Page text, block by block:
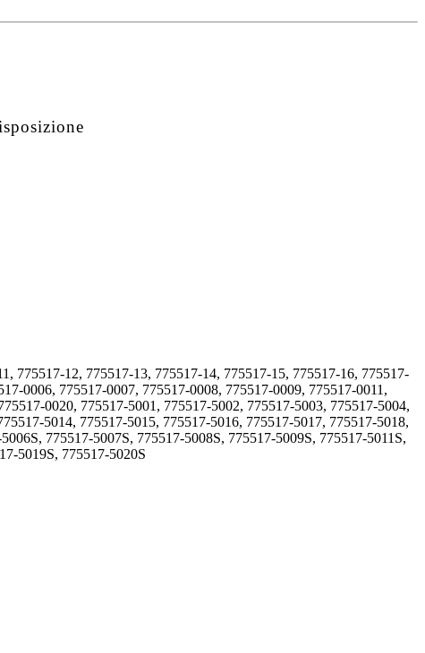
775517-12, 775517-13, 775517-14, 775517-15, 775517-16, 775517-
0006, 775517-0007, 775517-0008, 775517-0009, 775517-0011,
0020, 775517-5001, 775517-5002, 775517-5003, 775517-5004,
5014, 775517-5015, 775517-5016, 775517-5017, 775517-5018,
775517-5007S, 775517-5008S, 775517-5009S, 775517-5011S,
5019S, 775517-5020S